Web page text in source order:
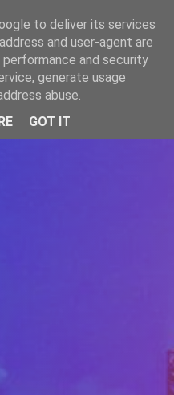
to deliver its services
and user-agent are
and security
generate usage
abuse.
GOT IT